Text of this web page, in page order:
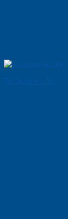
Tủ Quần Áo 34